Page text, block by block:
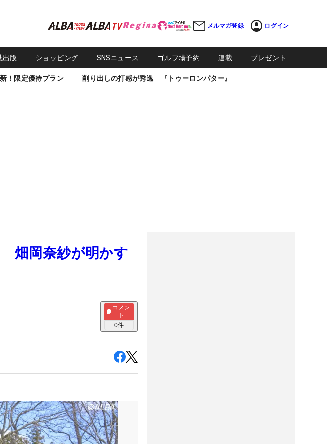
メルマガ登録 ログイン
出版 ショッピング SNSニュース ゴルフ場予約 連載 プレゼント
！限定優待プラン 削り出しの打感が秀逸 『トゥーロンパター』
畑岡奈紗が明かす
コメン
ト
0件